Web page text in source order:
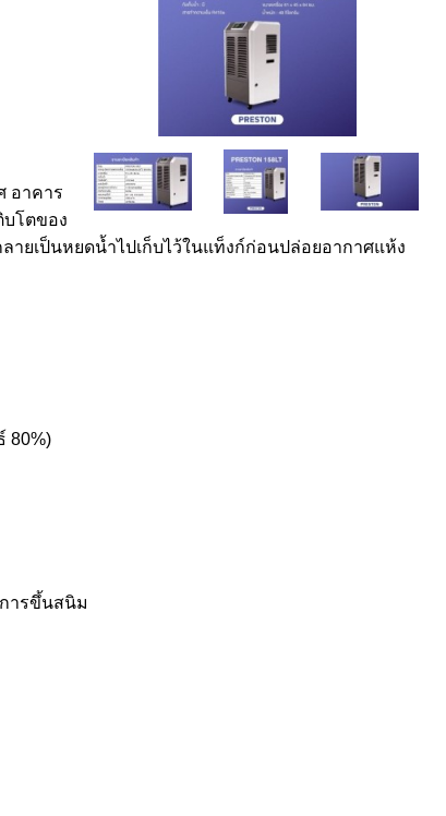
อาคาร
โตของ
ายเป็นหยดน้ำไปเก็บไว้ในแท็งก์ก่อนปล่อยอากาศแห้ง
80%)
ารขึ้นสนิม